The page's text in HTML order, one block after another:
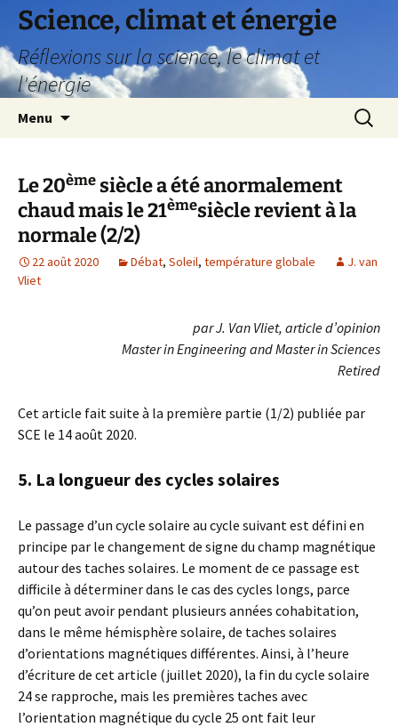
Science, climat et énergie
Réflexions sur la science, le climat et
l'énergie
Menu
Le 20ème siècle a été anormalement
chaud mais le 21èmesiècle revient à la
normale (2/2)
22 août 2020 Débat, Soleil, température globale
J. van
Vliet
par J. Van Vliet, article d’opinion
Master in Engineering and Master in Sciences
Retired
Cet article fait suite à la première partie (1/2) publiée par
SCE le 14 août 2020.
5. La longueur des cycles solaires
Le passage d’un cycle solaire au cycle suivant est défini en
principe par le changement de signe du champ magnétique
autour des taches solaires. Le moment de ce passage est
difficile à déterminer dans le cas des cycles longs, parce
qu’on peut avoir pendant plusieurs années cohabitation,
dans le même hémisphère solaire, de taches solaires
d’orientations magnétiques différentes. Ainsi, à l’heure
d’écriture de cet article (juillet 2020), la fin du cycle solaire
24 se rapproche, mais les premières taches avec
l’orientation magnétique du cycle 25 ont fait leur